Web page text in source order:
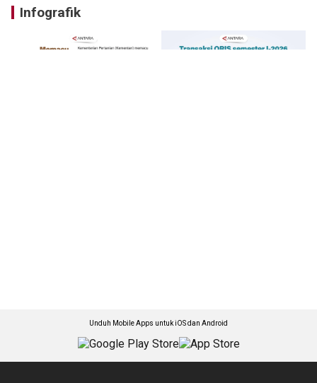
Infografik
Unduh Mobile Apps untuk iOS dan Android